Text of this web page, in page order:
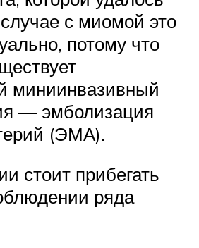
с миомой это
потому что
миниинвазивный
— эмболизация
(ЭМА).
стоит прибегать
ряда